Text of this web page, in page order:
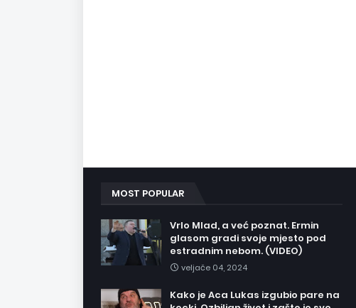
MOST POPULAR
Vrlo Mlad, a već poznat. Ermin
glasom gradi svoje mjesto pod
estradnim nebom. (VIDEO)
veljače 04, 2024
Kako je Aca Lukas izgubio pare na